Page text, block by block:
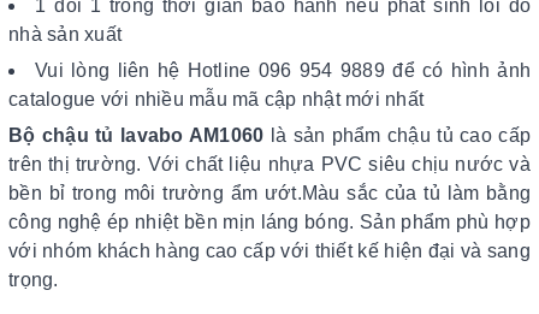
1 đổi 1 trong thời gian bảo hành nếu phát sinh lỗi do
nhà sản xuất
Vui lòng liên hệ Hotline 096 954 9889 để có hình ảnh
catalogue với nhiều mẫu mã cập nhật mới nhất
Bộ chậu tủ lavabo AM1060 là sản phẩm chậu tủ cao cấp
trên thị trường. Với chất liệu nhựa PVC siêu chịu nước và
bền bỉ trong môi trường ẩm ướt.Màu sắc của tủ làm bằng
công nghệ ép nhiệt bền mịn láng bóng. Sản phẩm phù hợp
với nhóm khách hàng cao cấp với thiết kế hiện đại và sang
trọng.